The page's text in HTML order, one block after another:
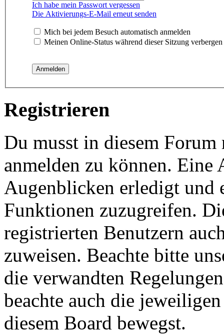
Ich habe mein Passwort vergessen
Die Aktivierungs-E-Mail erneut senden
Mich bei jedem Besuch automatisch anmelden
Meinen Online-Status während dieser Sitzung verbergen
Registrieren
Du musst in diesem
anmelden zu können.
Augenblicken erledigt und
Funktionen zuzugreifen.
registrierten Benutzern
zuweisen. Beachte bitte
die verwandten
beachte auch die
diesem Board bewegst.